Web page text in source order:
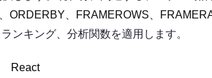
ORDERBY FRAMEROWS
ンキング、分析関数を適用します。
React